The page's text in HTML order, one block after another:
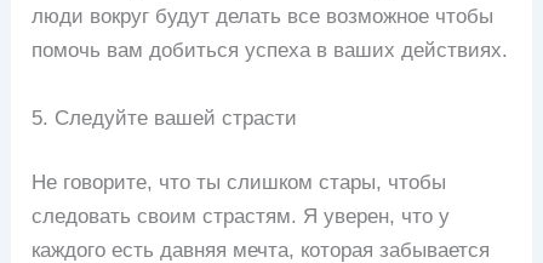
люди вокруг будут делать все возможное чтобы
помочь вам добиться успеха в ваших действиях.
5. Следуйте вашей страсти
Не говорите, что ты слишком стары, чтобы
следовать своим страстям. Я уверен, что у
каждого есть давняя мечта, которая забывается